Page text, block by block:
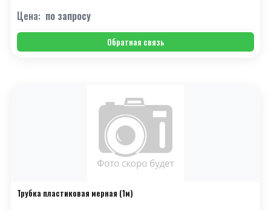
Цена: по запросу
Обратная связь
Трубка пластиковая мерная (1м)